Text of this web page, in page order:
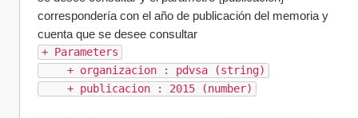
correspondería con el año de publicación del memoria y
cuenta que se desee consultar
+ Parameters
    + organizacion : pdvsa (string)
    + publicacion : 2015 (number)